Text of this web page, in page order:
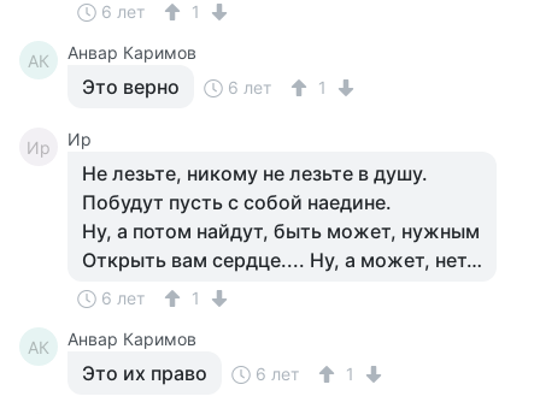
6 лет 1
АК Анвар Каримов
Это верно 6 лет 1
Ир Ир
Не лезьте, никому не лезьте в душу.
Побудут пусть с собой наедине.
Ну, а потом найдут, быть может, нужным
Открыть вам сердце.... Ну, а может, нет…
6 лет 1
АК Анвар Каримов
Это их право 6 лет 1